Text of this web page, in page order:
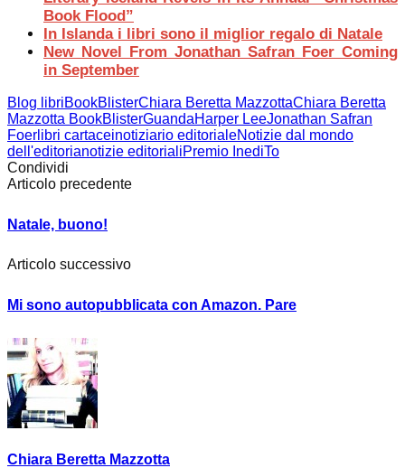
Book Flood”
In Islanda i libri sono il miglior regalo di Natale
New Novel From Jonathan Safran Foer Coming
in September
Blog libriBookBlisterChiara Beretta MazzottaChiara Beretta
Mazzotta BookBlisterGuandaHarper LeeJonathan Safran
Foer libri cartaceinotiziario editorialeNotizie dal mondo
dell'editorianotizie editorialiPremio InediTo
Condividi
Articolo precedente
Natale, buono!
Articolo successivo
Mi sono autopubblicata con Amazon. Pare
Chiara Beretta Mazzotta